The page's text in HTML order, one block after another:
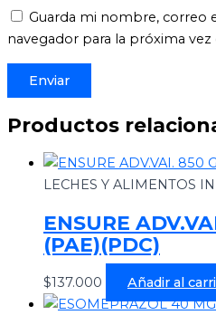
Guarda mi nombre, correo
navegador para la próxima
Productos
LECHES Y ALIMENTOS
ENSURE
(PAE)(PDC)
$137.000 Añadir al